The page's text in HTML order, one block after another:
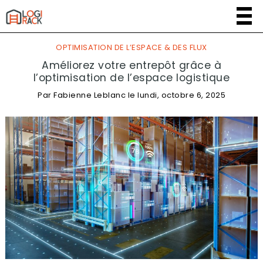
OPTIMISATION DE L’ESPACE & DES FLUX
Améliorez votre entrepôt grâce à
l’optimisation de l’espace logistique
Par Fabienne Leblanc le lundi, octobre 6, 2025